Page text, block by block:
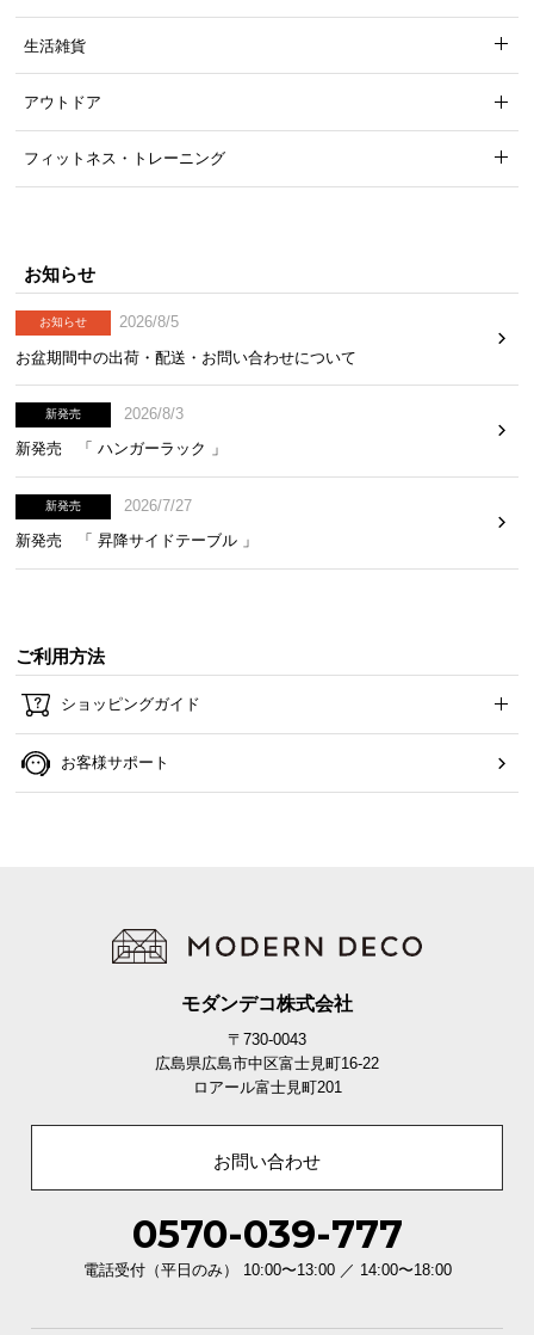
生活雑貨
アウトドア
フィットネス・トレーニング
お知らせ
お知らせ
2026/8/5
お盆期間中の出荷・配送・お問い合わせについて
新発売
2026/8/3
新発売 「 ハンガーラック 」
新発売
2026/7/27
新発売 「 昇降サイドテーブル 」
ご利用方法
ショッピングガイド
お客様サポート
モダンデコ株式会社
〒730-0043
広島県広島市中区富士見町16-22
ロアール富士見町201
お問い合わせ
0570-039-777
電話受付（平日のみ） 10:00〜13:00 ／ 14:00〜18:00